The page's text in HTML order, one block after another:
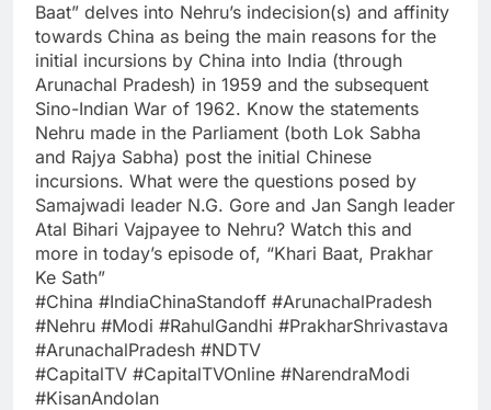
Baat” delves into Nehru’s indecision(s) and affinity
towards China as being the main reasons for the
initial incursions by China into India (through
Arunachal Pradesh) in 1959 and the subsequent
Sino-Indian War of 1962. Know the statements
Nehru made in the Parliament (both Lok Sabha
and Rajya Sabha) post the initial Chinese
incursions. What were the questions posed by
Samajwadi leader N.G. Gore and Jan Sangh leader
Atal Bihari Vajpayee to Nehru? Watch this and
more in today’s episode of, “Khari Baat, Prakhar
Ke Sath”
#China #IndiaChinaStandoff #ArunachalPradesh
#Nehru #Modi #RahulGandhi #PrakharShrivastava
#ArunachalPradesh #NDTV
#CapitalTV #CapitalTVOnline #NarendraModi
#KisanAndolan